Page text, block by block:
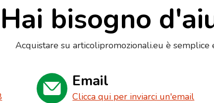
Hai bisogno
Acquistare su articolipromozionali.eu è semplice
Email
Clicca qui per inviarci un'email